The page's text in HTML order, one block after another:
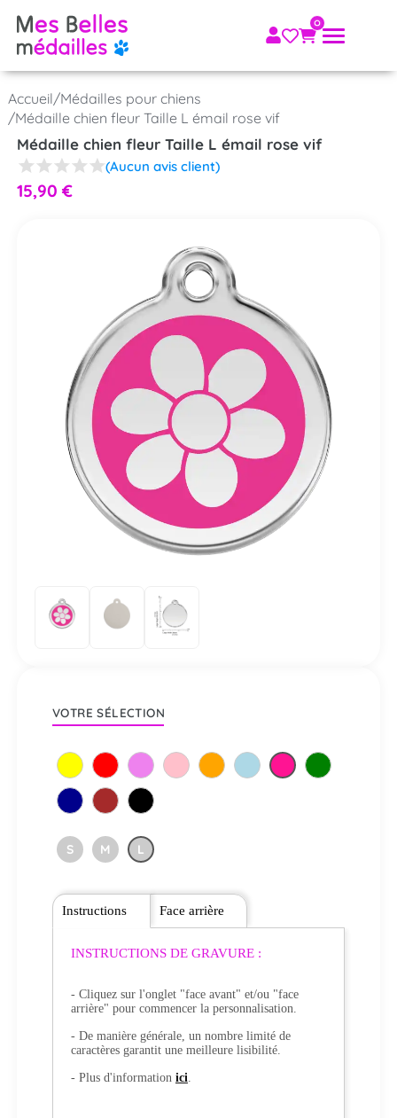
Accueil/Médailles pour chiens
/Médaille chien fleur Taille L émail rose vif
Médaille chien fleur Taille L émail rose vif
(Aucun avis client)
15,90 €
VOTRE SÉLECTION
S M L
Instructions
INSTRUCTIONS DE GRAVURE :
- Cliquez sur l'onglet "face avant" et/ou "face
arrière" pour commencer la personnalisation.
- De manière générale, un nombre limité de
caractères garantit une meilleure lisibilité.
- Plus d'information ici.
Face arrière